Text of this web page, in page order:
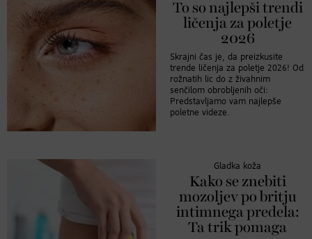
To so najlepši trendi
ličenja za poletje
2026
Skrajni čas je, da preizkusite
trende ličenja za poletje 2026! Od
rožnatih lic do z živahnim
senčilom obrobljenih oči:
Predstavljamo vam najlepše
poletne videze.
Gladka koža
Kako se znebiti
mozoljev po britju
intimnega predela:
Ta trik pomaga